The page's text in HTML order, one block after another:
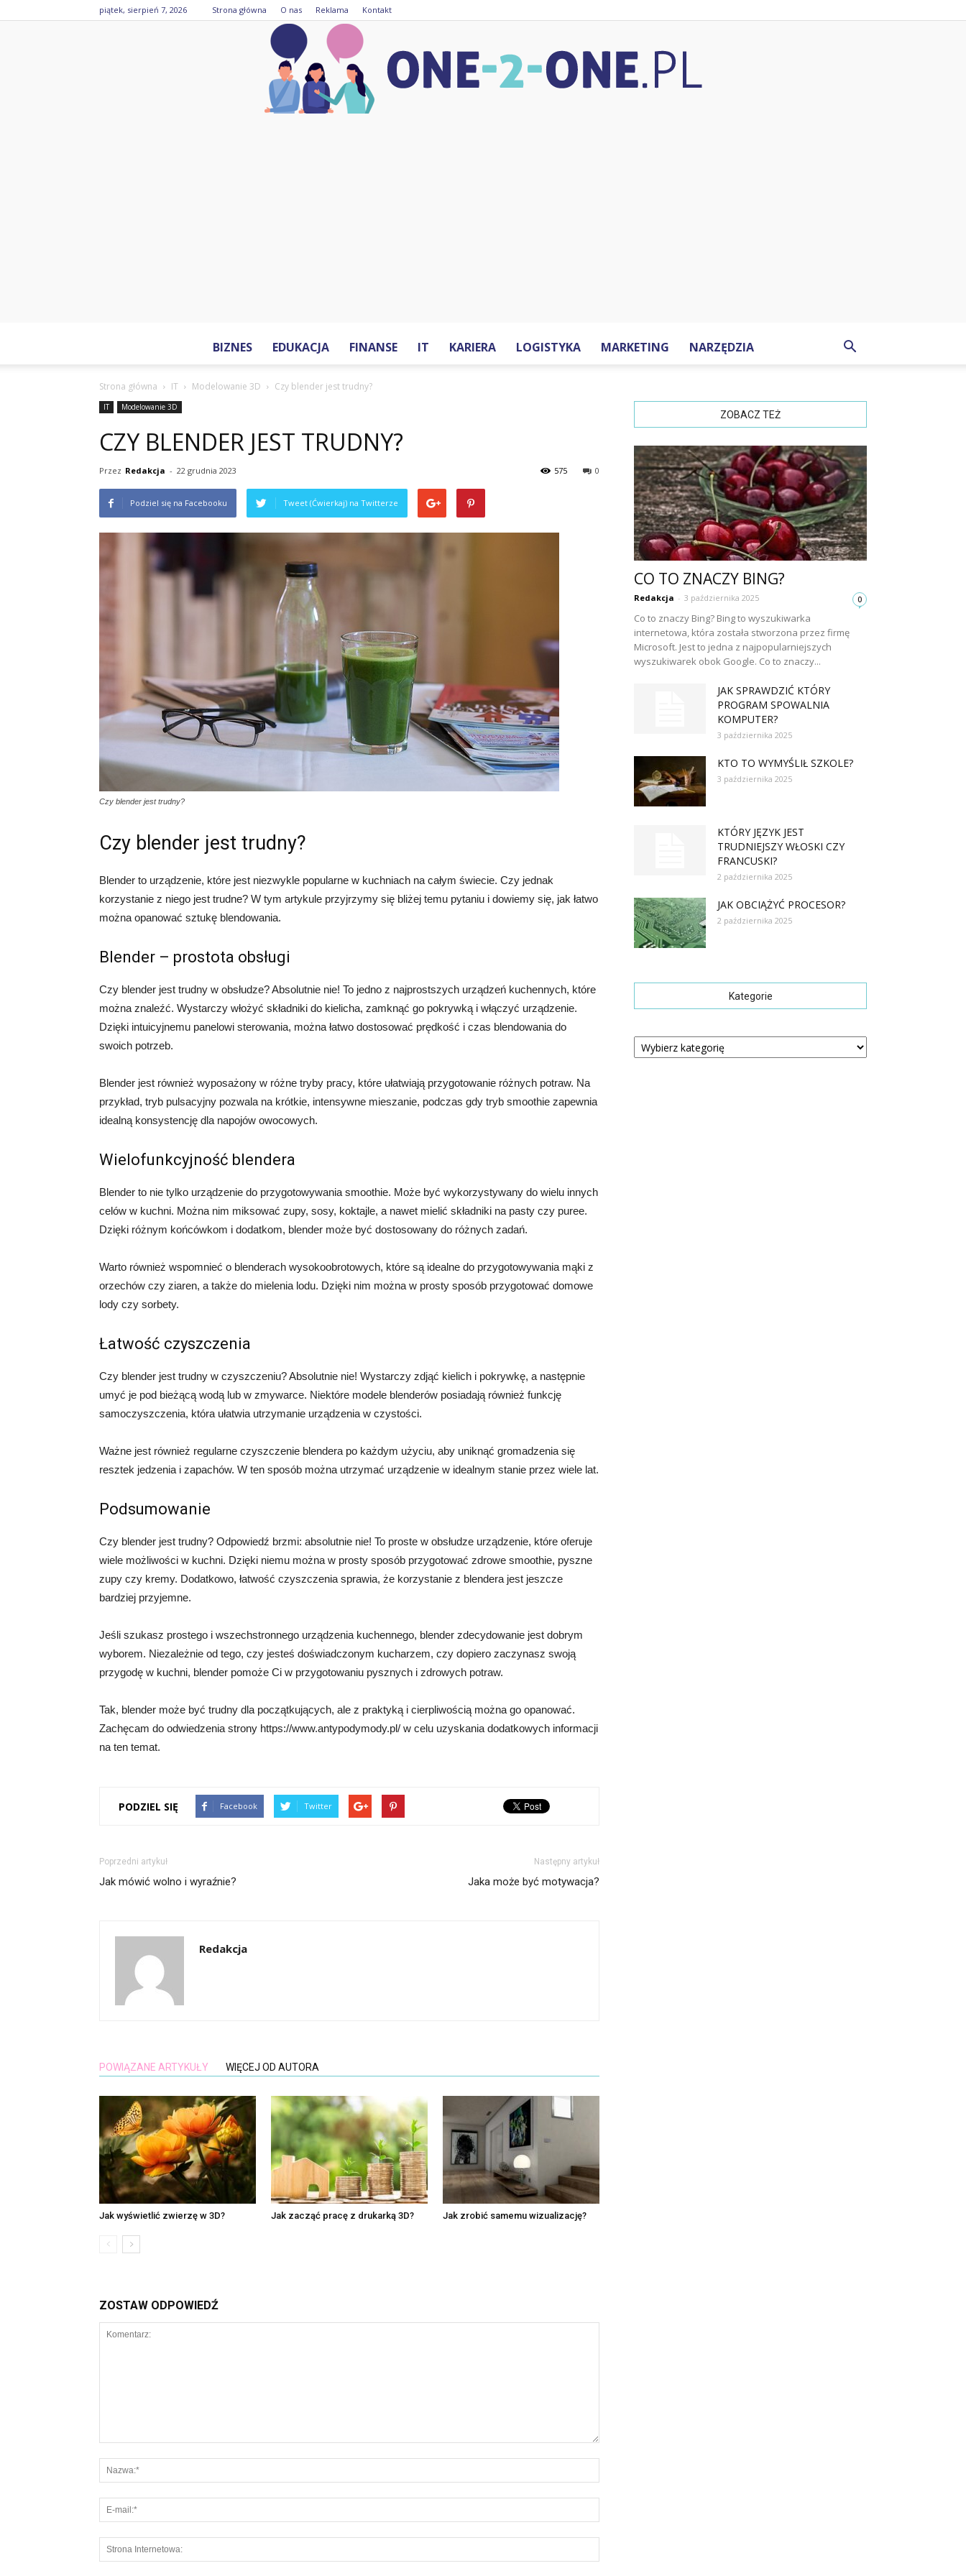
piątek, sierpień 7, 2026 Strona główna O nas Reklama Kontakt
one.pl
BIZNES EDUKACJA FINANSE IT KARIERA LOGISTYKA MARKETING NARZĘDZIA
Strona główna IT Modelowanie 3D Czy blender jest trudny?
IT Modelowanie 3D
CZY BLENDER JEST TRUDNY?
Przez Redakcja - 22 grudnia 2023 0
575
Podziel się na Facebooku Tweet (Ćwierkaj) na Twitterze
Czy blender jest trudny?
Czy blender jest trudny?
Blender to urządzenie, które jest niezwykle popularne w kuchniach na całym świecie. Czy jednak
korzystanie z niego jest trudne? W tym artykule przyjrzymy się bliżej temu pytaniu i dowiemy się, jak łatwo
można opanować sztukę blendowania.
Blender – prostota obsługi
Czy blender jest trudny w obsłudze? Absolutnie nie! To jedno z najprostszych urządzeń kuchennych, które
można znaleźć. Wystarczy włożyć składniki do kielicha, zamknąć go pokrywką i włączyć urządzenie.
Dzięki intuicyjnemu panelowi sterowania, można łatwo dostosować prędkość i czas blendowania do
swoich potrzeb.
Blender jest również wyposażony w różne tryby pracy, które ułatwiają przygotowanie różnych potraw. Na
przykład, tryb pulsacyjny pozwala na krótkie, intensywne mieszanie, podczas gdy tryb smoothie zapewnia
idealną konsystencję dla napojów owocowych.
Wielofunkcyjność blendera
Blender to nie tylko urządzenie do przygotowywania smoothie. Może być wykorzystywany do wielu innych
celów w kuchni. Można nim miksować zupy, sosy, koktajle, a nawet mielić składniki na pasty czy puree.
Dzięki różnym końcówkom i dodatkom, blender może być dostosowany do różnych zadań.
Warto również wspomnieć o blenderach wysokoobrotowych, które są idealne do przygotowywania mąki z
orzechów czy ziaren, a także do mielenia lodu. Dzięki nim można w prosty sposób przygotować domowe
lody czy sorbety.
Łatwość czyszczenia
Czy blender jest trudny w czyszczeniu? Absolutnie nie! Wystarczy zdjąć kielich i pokrywkę, a następnie
umyć je pod bieżącą wodą lub w zmywarce. Niektóre modele blenderów posiadają również funkcję
samoczyszczenia, która ułatwia utrzymanie urządzenia w czystości.
Ważne jest również regularne czyszczenie blendera po każdym użyciu, aby uniknąć gromadzenia się
resztek jedzenia i zapachów. W ten sposób można utrzymać urządzenie w idealnym stanie przez wiele lat.
Podsumowanie
Czy blender jest trudny? Odpowiedź brzmi: absolutnie nie! To proste w obsłudze urządzenie, które oferuje
wiele możliwości w kuchni. Dzięki niemu można w prosty sposób przygotować zdrowe smoothie, pyszne
zupy czy kremy. Dodatkowo, łatwość czyszczenia sprawia, że korzystanie z blendera jest jeszcze
bardziej przyjemne.
Jeśli szukasz prostego i wszechstronnego urządzenia kuchennego, blender zdecydowanie jest dobrym
wyborem. Niezależnie od tego, czy jesteś doświadczonym kucharzem, czy dopiero zaczynasz swoją
przygodę w kuchni, blender pomoże Ci w przygotowaniu pysznych i zdrowych potraw.
Tak, blender może być trudny dla początkujących, ale z praktyką i cierpliwością można go opanować.
Zachęcam do odwiedzenia strony https://www.antypodymody.pl/ w celu uzyskania dodatkowych informacji
na ten temat.
PODZIEL SIĘ Facebook Twitter
Poprzedni artykuł
Jak mówić wolno i wyraźnie?
Następny artykuł
Jaka może być motywacja?
Redakcja
POWIĄZANE ARTYKUŁY WIĘCEJ OD AUTORA
Jak wyświetlić zwierzę w 3D? Jak zacząć pracę z drukarką 3D? Jak zrobić samemu wizualizację?
ZOSTAW ODPOWIEDŹ
ZOBACZ TEŻ
CO TO ZNACZY BING?
Redakcja - 3 października 2025 0
Co to znaczy Bing? Bing to wyszukiwarka
internetowa, która została stworzona przez firmę
Microsoft. Jest to jedna z najpopularniejszych
wyszukiwarek obok Google. Co to znaczy...
JAK SPRAWDZIĆ KTÓRY
PROGRAM SPOWALNIA
KOMPUTER?
3 października 2025
KTO TO WYMYŚLIŁ SZKOLE?
3 października 2025
KTÓRY JĘZYK JEST
TRUDNIEJSZY WŁOSKI CZY
FRANCUSKI?
2 października 2025
JAK OBCIĄŻYĆ PROCESOR?
2 października 2025
Kategorie
Kategorie